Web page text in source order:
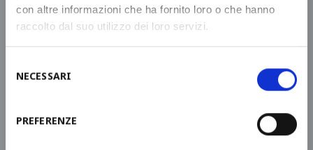
con altre informazioni che ha fornito loro o che hanno
raccolto dal suo utilizzo dei loro servizi.
delNECESSARI
PREFERENZE